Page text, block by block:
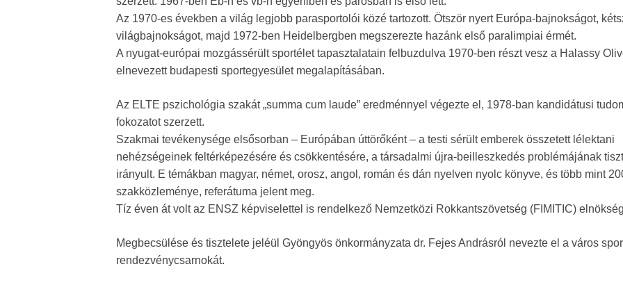
Az 1970-es években a világ legjobb parasportolói közé tartozott. Ötször nyert Európa-bajnokságot,
világbajnokságot, majd 1972-ben Heidelbergben megszerezte hazánk első paralimpiai érmét.
A nyugat-európai mozgássérült sportélet tapasztalatain felbuzdulva 1970-ben részt vesz a Halassy
elnevezett budapesti sportegyesület megalapításában.
Az ELTE pszichológia szakát „summa cum laude” eredménnyel végezte el, 1978-ban kandidátusi
fokozatot szerzett.
Szakmai tevékenysége elsősorban – Európában úttörőként – a testi sérült emberek összetett lélektani
nehézségeinek feltérképezésére és csökkentésére, a társadalmi újra-beilleszkedés problémájának
irányult. E témákban magyar, német, orosz, angol, román és dán nyelven nyolc könyve, és több mint
szakközleménye, referátuma jelent meg.
Tíz éven át volt az ENSZ képviselettel is rendelkező Nemzetközi Rokkantszövetség (FIMITIC)
Megbecsülése és tisztelete jeléül Gyöngyös önkormányzata dr. Fejes Andrásról nevezte el a város
rendezvénycsarnokát.